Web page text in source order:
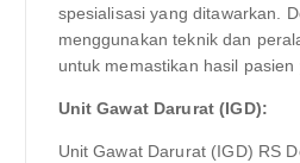
spesialisasi yang ditawarkan.
menggunakan teknik dan
untuk memastikan hasil pasien
Unit Gawat Darurat (IGD):
Unit Gawat Darurat (IGD) RS